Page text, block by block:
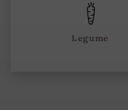
Legume